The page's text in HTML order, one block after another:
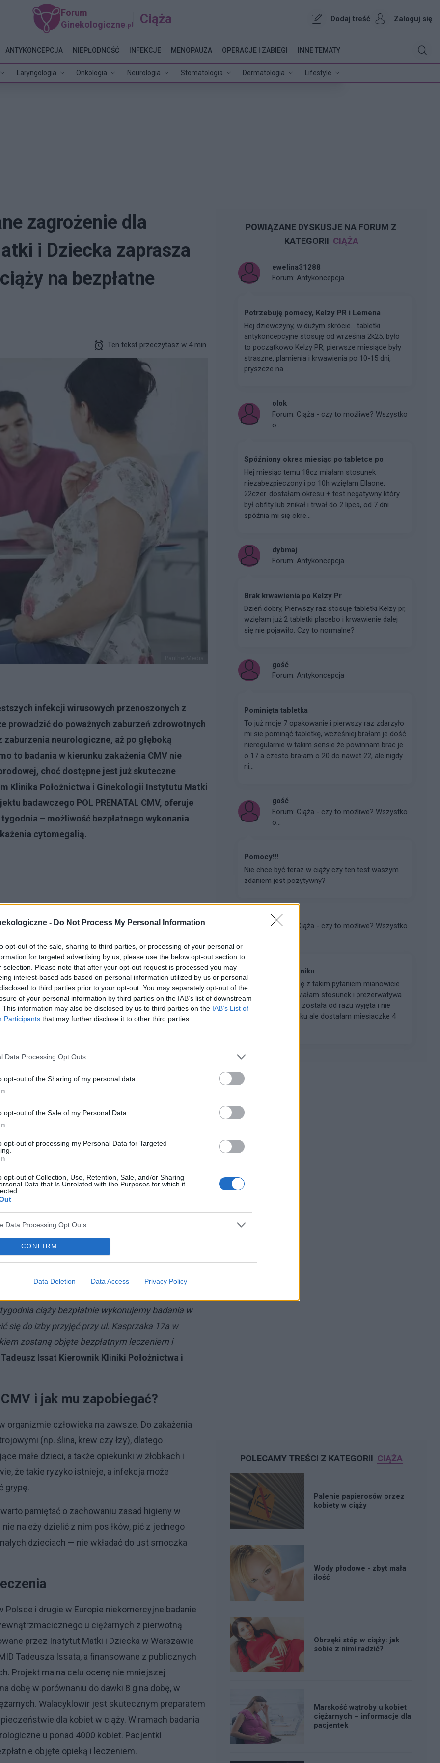
- Do Not Process My Personal Information
opt-out of the sale, sharing to third parties, or processing of your personal or
for targeted advertising by us, please use the below opt-out section to
selection. Please note that after your opt-out request is processed you may
interest-based ads based on personal information utilized by us or personal
to third parties prior to your opt-out. You may separately opt-out of the
of your personal information by third parties on the IAB’s list of downstream
This information may also be disclosed by us to third parties on the IAB’s List of
Participants that may further disclose it to other third parties.
Data Processing Opt Outs
opt-out of the Sharing of my personal data.
opt-out of the Sale of my Personal Data.
opt-out of processing my Personal Data for Targeted
opt-out of Collection, Use, Retention, Sale, and/or Sharing
Data that Is Unrelated with the Purposes for which it
Data Processing Opt Outs
CONFIRM
Data Deletion Data Access Privacy Policy
Forum
Ginekologiczne.pl Ciąża Dodaj treść Zaloguj się
Laryngologia Onkologia Neurologia Stomatologia Dermatologia Lifestyle
ANTYKONCEPCJA NIEPŁODNOŚĆ INFEKCJE MENOPAUZA OPERACJE I ZABIEGI INNE TEMATY
zagrożenie dla
i Dziecka zaprasza
na bezpłatne
Ten tekst przeczytasz w 4 min.
infekcji wirusowych przenoszonych z
prowadzić do poważnych zaburzeń zdrowotnych
neurologiczne, aż po głęboką
to badania w kierunku zakażenia CMV nie
choć dostępne jest już skuteczne
Klinika Położnictwa i Ginekologii Instytutu Matki
badawczego POL PRENATAL CMV, oferuje
– możliwość bezpłatnego wykonania
cytomegalią.
na świat z wrodzonym zakażeniem CMV,
nadal nie są uwzględnione w standardzie opieki
zwłaszcza w pierwszym trymestrze, jest
skutecznego leczenia.
we wczesnej ciąży
Klinika Położnictwa i Ginekologii Instytutu Matki
badania w kierunku zakażenia CMV u kobiet w I
do 14. tygodnia ciąży, choć warto zrobić to
szanse na skuteczną profilaktykę infekcji u
izby przyjęć lub poradni ginekologiczno-
awidność[1] – podstawowe badania serologiczne
pokażą, czy pacjentka wymaga dalszej
zmniejszyć ryzyko przeniesienia wirusa na
pacjentka może zostać zakwalifikowana do
jest szczególnie niebezpieczne dla
uszkodzeń układu nerwowego i wystąpienia
niedosłuch, jest największe. Dlatego tak ważne
W Klinice Położnictwa i Ginekologii
ciąży bezpłatnie wykonujemy badania w
się do izby przyjęć przy ul. Kasprzaka 17a w
zostaną objęte bezpłatnym leczeniem i
Issat Kierownik Kliniki Położnictwa i
.
i jak mu zapobiegać?
organizmie człowieka na zawsze. Do zakażenia
(np. ślina, krew czy łzy), dlatego
małe dzieci, a także opiekunki w żłobkach i
że takie ryzyko istnieje, a infekcja może
grypę.
pamiętać o zachowaniu zasad higieny w
należy dzielić z nim posiłków, pić z jednego
dzieciach — nie wkładać do ust smoczka
Polsce i drugie w Europie niekomercyjne badanie
u ciężarnych z pierwotną
przez Instytut Matki i Dziecka w Warszawie
Tadeusza Issata, a finansowane z publicznych
Projekt ma na celu ocenę nie mniejszej
dobę w porównaniu do dawki 8 g na dobę, w
Walacyklowir jest skutecznym preparatem
dla kobiet w ciąży. W ramach badania
u ponad 4000 kobiet. Pacjentki
objęte opieką i leczeniem.
POWIĄZANE DYSKUSJE NA FORUM Z
KATEGORII CIĄŻA
ewelina31288
Forum: Antykoncepcja
Potrzebuję pomocy, Kelzy PR i Lemena
Hej dziewczyny, w dużym skrócie… tabletki
antykoncepcyjne stosuję od września 2k25, było
to początkowo Kelzy PR, pierwsze miesiące były
straszne, plamienia i krwawienia po 10-15 dni,
pryszcze na ...
olok
Forum: Ciąża - czy to możliwe? Wszystko
o...
Spóźniony okres miesiąc po tabletce po
Hej miesiąc temu 18cz miałam stosunek
niezabezpieczony i po 10h wzięłam Ellaone,
22czer. dostałam okresu + test negatywny który
był obfity lub znikał i trwał do 2 lipca, od 7 dni
spóźnia mi się okre...
dybmaj
Forum: Antykoncepcja
Brak krwawienia po Kelzy Pr
Dzień dobry, Pierwszy raz stosuje tabletki Kelzy pr,
wzięłam już 2 tabletki placebo i krwawienie dalej
się nie pojawiło. Czy to normalne?
gość
Forum: Antykoncepcja
Pominięta tabletka
To już moje 7 opakowanie i pierwszy raz zdarzyło
mi sie pominąć tabletkę, wcześniej brałam je dość
nieregularnie w takim sensie że powinnam brac je
o 17 a czesto brałam o 20 do nawet 22, ale nigdy
ni...
gość
Forum: Ciąża - czy to możliwe? Wszystko
o...
Pomocy!!!
Nie chce być teraz w ciąży czy ten test waszym
zdaniem jest pozytywny?
gość
Forum:
Ciąża - czy to możliwe? Wszystko
Interpretacja wyniku
Witam przychodzę z takim pytaniem mianowicie
25 kwietnia uprawiałam stosunek i prezerwatywa
niestety pękła ale została od razu wyjęta i nie
doszło do wytrysku ale dostałam miesiaczke 4
POLECAMY TREŚCI Z KATEGORII CIĄŻA
Palenie papierosów przez
kobiety w ciąży
Wody płodowe - zbyt mała
ilość
Obrzęki stóp w ciąży: jak
sobie z nimi radzić?
Marskość wątroby u kobiet
ciężarnych – informacje dla
pacjentek